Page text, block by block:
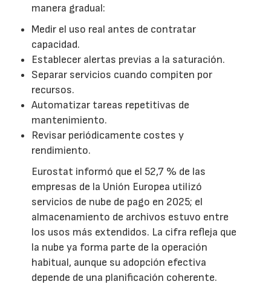
manera gradual:
Medir el uso real antes de contratar
capacidad.
Establecer alertas previas a la saturación.
Separar servicios cuando compiten por
recursos.
Automatizar tareas repetitivas de
mantenimiento.
Revisar periódicamente costes y
rendimiento.
Eurostat informó que el 52,7 % de las
empresas de la Unión Europea utilizó
servicios de nube de pago en 2025; el
almacenamiento de archivos estuvo entre
los usos más extendidos. La cifra refleja que
la nube ya forma parte de la operación
habitual, aunque su adopción efectiva
depende de una planificación coherente.